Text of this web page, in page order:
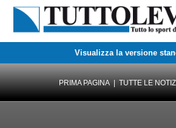
Visualizza la versione
PRIMA PAGINA| TUTTE LE